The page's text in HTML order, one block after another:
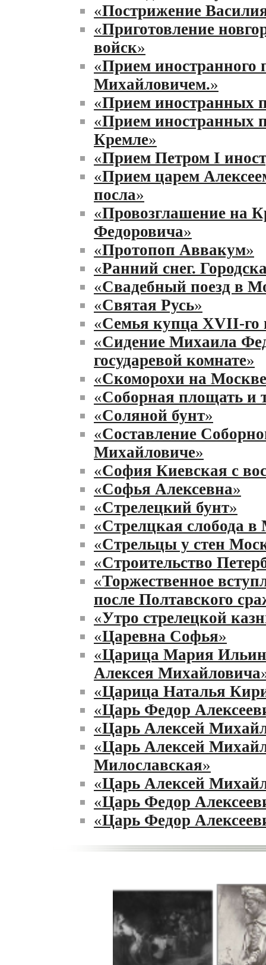
«Пострижение
«Приготовление
войск»
«Прием иностранного
Михайловичем.»
«Прием иностранных
«Прием иностранных
Кремле»
«Прием Петром I
«Прием царем
посла»
«Провозглашение на
Федоровича»
«Протопоп Аввакум»
«Ранний снег.
«Свадебный поезд в
«Святая Русь»
«Семья купца XVII-го
«Сидение Михаила
государевой комнате»
«Скоморохи на Москве
«Соборная площать и
«Соляной бунт»
«Составление
Михайловиче»
«София Киевская с
«Софья Алексевна»
«Стрелецкий бунт»
«Стрелцкая слобода в
«Стрельцы у стен
«Строительство
«Торжественное
после Полтавского
«Утро стрелецкой
«Царевна Софья»
«Царица Мария
Алексея Михайловича
«Царица Наталья
«Царь Федор
«Царь Алексей
«Царь Алексей
Милославская»
«Царь Алексей
«Царь Федор
«Царь Федор